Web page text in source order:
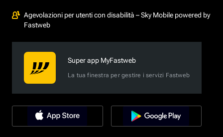
Agevolazioni per utenti con disabilità – Sky Mobile powered by
Fastweb
Super app MyFastweb
La tua finestra per gestire i servizi Fastweb